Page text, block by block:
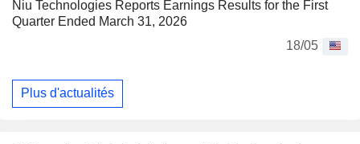
Niu Technologies Reports Earnings Results for the First
Quarter Ended March 31, 2026
18/05
Plus d'actualités